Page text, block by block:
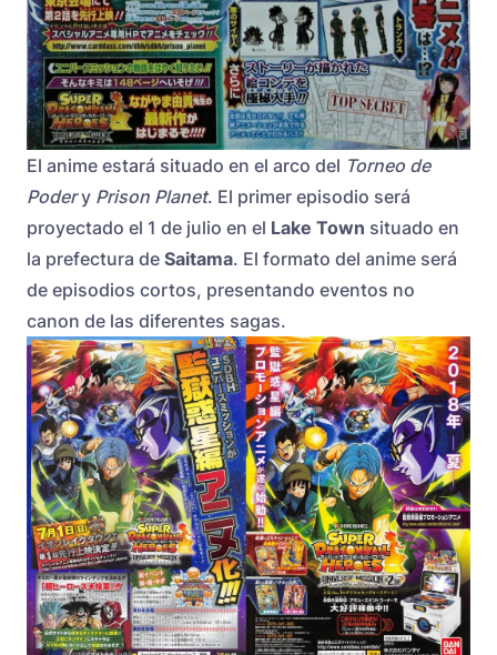
El anime estará situado en el arco del Torneo de
Podery Prison Planet. El primer episodio será
proyectado el 1 de julio en el Lake Town situado en
la prefectura de Saitama. El formato del anime será
de episodios cortos, presentando eventos no
canon de las diferentes sagas.